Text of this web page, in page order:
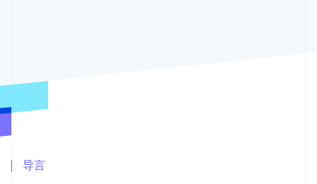
Climate
导言